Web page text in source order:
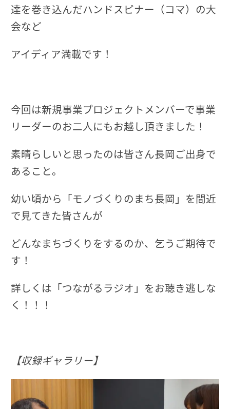
達を巻き込んだハンドスピナー（コマ）の大
会など
アイディア満載です！
今回は新規事業プロジェクトメンバーで事業
リーダーのお二人にもお越し頂きました！
素晴らしいと思ったのは皆さん長岡ご出身で
あること。
幼い頃から「モノづくりのまち長岡」を間近
で見てきた皆さんが
どんなまちづくりをするのか、乞うご期待で
す！
詳しくは「つながるラジオ」をお聴き逃しな
く！！！
【収録ギャラリー】